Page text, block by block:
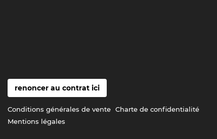
renoncer au contrat ici
Conditions générales de vente Charte de confidentialité
Mentions légales